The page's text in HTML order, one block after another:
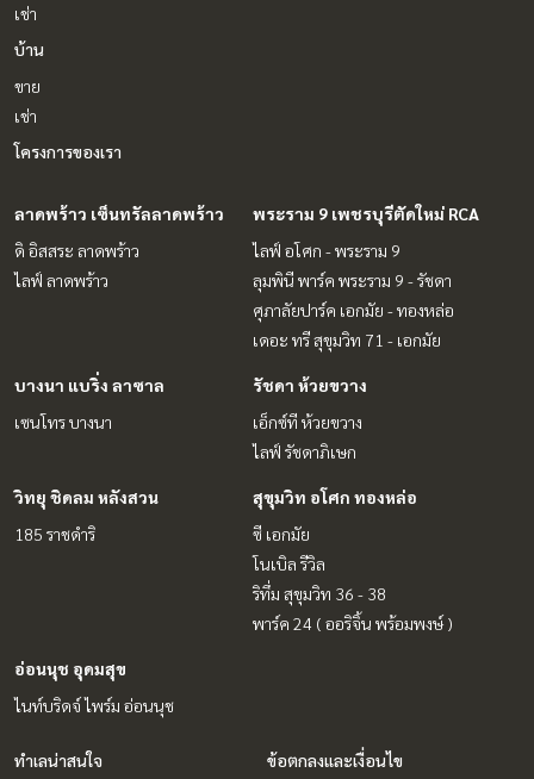
เช่า
บ้าน
ขาย
เช่า
โครงการของเรา
ลาดพร้าว เซ็นทรัลลาดพร้าว
ดิ อิสสระ ลาดพร้าว
ไลฟ์ ลาดพร้าว
พระราม 9 เพชรบุรีตัดใหม่ RCA
ไลฟ์ อโศก - พระราม 9
ลุมพินี พาร์ค พระราม 9 - รัชดา
ศุภาลัยปาร์ค เอกมัย - ทองหล่อ
เดอะ ทรี สุขุมวิท 71 - เอกมัย
บางนา แบริ่ง ลาซาล
เซนโทร บางนา
รัชดา ห้วยขวาง
เอ็กซ์ที ห้วยขวาง
ไลฟ์ รัชดาภิเษก
วิทยุ ชิดลม หลังสวน
185 ราชดำริ
สุขุมวิท อโศก ทองหล่อ
ซี เอกมัย
โนเบิล รีวิล
ริทึ่ม สุขุมวิท 36 - 38
พาร์ค 24 ( ออริจิ้น พร้อมพงษ์ )
อ่อนนุช อุดมสุข
ไนท์บริดจ์ ไพร์ม อ่อนนุช
ทำเลน่าสนใจ ข้อตกลงและเงื่อนไข